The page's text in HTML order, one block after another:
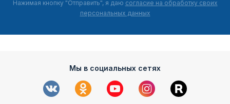
Нажимая кнопку "Отправить", я даю согласие на обработку своих
персональных данных
Мы в социальных сетях